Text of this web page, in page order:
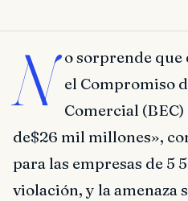
N o sorprende
el Compromiso
Comercial
de$26 mil millones»,
para las empresas de 5
violación, y la amenaza